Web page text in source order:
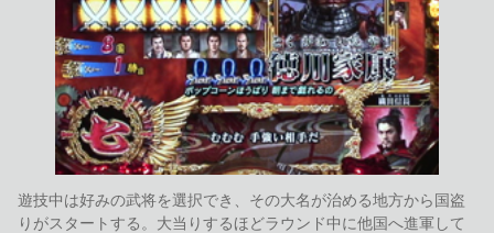
遊技中は好みの武将を選択でき、その大名が治める地方から国盗
りがスタートする。大当りするほどラウンド中に他国へ進軍して